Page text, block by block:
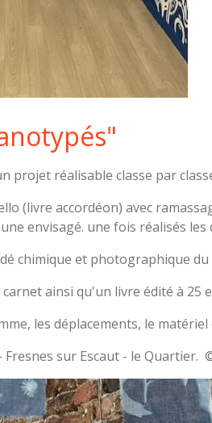
projet réalisable classe par
(livre accordéon) avec
envisagé. une fois réalisés
chimique et photographique
ainsi qu'un livre édité à 25
les déplacements, le
Fresnes sur Escaut - le Quartier.